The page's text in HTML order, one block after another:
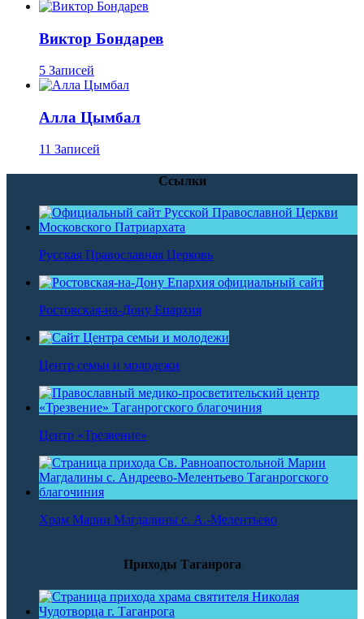
Виктор Бондарев
5 Записей
Алла Цымбал
11 Записей
Ссылки
Русская Православная Церковь
Ростовская-на-Дону Епархия
Центр семьи и молодежи
Центр «Трезвение»
Храм Марии Магдалины с. А.-Мелентьево
Приходы Таганрога